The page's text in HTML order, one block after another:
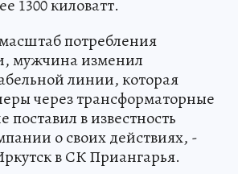
1300 киловатт.
потребления
мужчина изменил
линии, которая
через трансформаторные
в известность
о своих действиях, -
в СК Приангарья.